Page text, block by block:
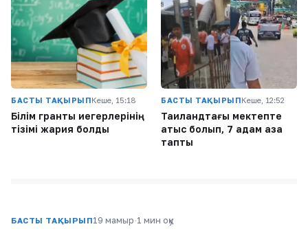
БАСТЫ ТАҚЫРЫПКеше, 15:18
Білім гранты иегерлерінің
тізімі жария болды
БАСТЫ ТАҚЫРЫПКеше, 12:52
Таиландтағы мектепте
атыс болып, 7 адам қаза
тапты
БАСТЫ ТАҚЫРЫП19 мамыр·1 мин оқу